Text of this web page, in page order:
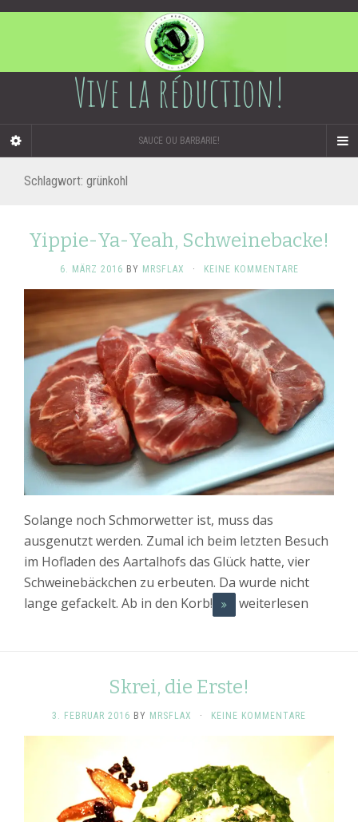
Vive la réduction!
SAUCE OU BARBARIE!
Schlagwort: grünkohl
Yippie-Ya-Yeah, Schweinebacke!
6. MÄRZ 2016 BY MRSFLAX · KEINE KOMMENTARE
Solange noch Schmorwetter ist, muss das
ausgenutzt werden. Zumal ich beim letzten Besuch
im Hofladen des Aartalhofs das Glück hatte, vier
Schweinebäckchen zu erbeuten. Da wurde nicht
lange gefackelt. Ab in den Korb!
weiterlesen
Skrei, die Erste!
3. FEBRUAR 2016 BY MRSFLAX · KEINE KOMMENTARE